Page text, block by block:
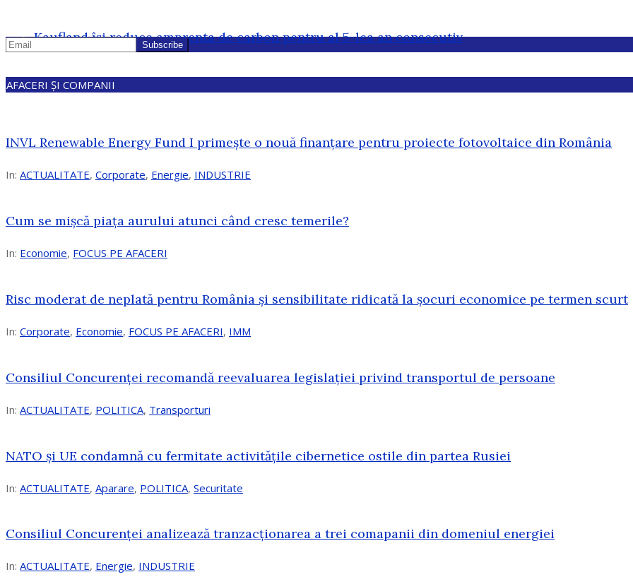
Kaufland își reduce amprenta de carbon pentru al 5-lea an consecutiv
AFACERI ȘI COMPANII
INVL Renewable Energy Fund I primește o nouă finanțare pentru proiecte fotovoltaice din România
In: ACTUALITATE, Corporate, Energie, INDUSTRIE
Cum se mișcă piața aurului atunci când cresc temerile?
In: Economie, FOCUS PE AFACERI
Risc moderat de neplată pentru România și sensibilitate ridicată la șocuri economice pe termen scurt
In: Corporate, Economie, FOCUS PE AFACERI, IMM
Consiliul Concurenței recomandă reevaluarea legislației privind transportul de persoane
In: ACTUALITATE, POLITICA, Transporturi
NATO și UE condamnă cu fermitate activitățile cibernetice ostile din partea Rusiei
In: ACTUALITATE, Aparare, POLITICA, Securitate
Consiliul Concurenţei analizează tranzacționarea a trei comapanii din domeniul energiei
In: ACTUALITATE, Energie, INDUSTRIE